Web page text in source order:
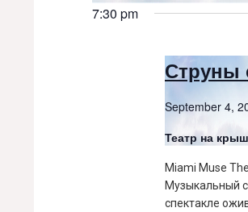
Navigation
7:30 pm
Струны
September 4,
Театр на
Miami Muse
Музыкальный
спектакле